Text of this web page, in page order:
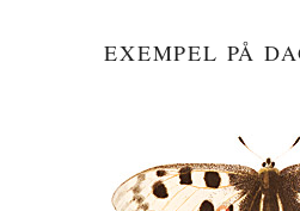
EXEMPEL PÅ